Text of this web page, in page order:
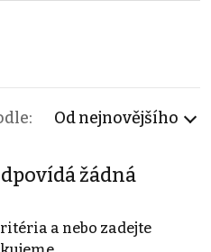
Od nejnovějšího
žádná
a nebo zadejte